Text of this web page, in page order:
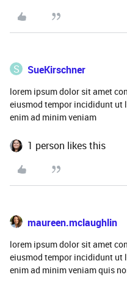
S SueKirschner
lorem ipsum dolor sit amet
eiusmod tempor incididunt ut
enim ad minim veniam
1 person likes this
maureen.mclaughlin
lorem ipsum dolor sit amet
eiusmod tempor incididunt ut
enim ad minim veniam quis